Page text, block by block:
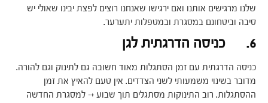
שלנו מרגישים אותנו ואם ירגישו שאנחנו רוצים לפצת יבינו שאולי יש
סיבה וביטחונם במסגרת ובמטפלות יתערער.
6. כניסה הדרגתית לגן
כניסה הדרגתית עם זמן הסתגלות מאוד חשובה גם לתינוק וגם להורה.
מדובר בשינוי משמעותי לשני הצדדים. אין טעם להאיץ את זמן
ההסתגלות. רוב התינוקות מסתגלים תוך שבוע +- למסגרת החדשה